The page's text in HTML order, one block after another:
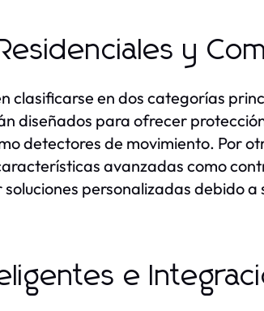
y
clasificarse en dos categorías
diseñados para ofrecer
detectores de movimiento. Por
avanzadas como
personalizadas debido a
e